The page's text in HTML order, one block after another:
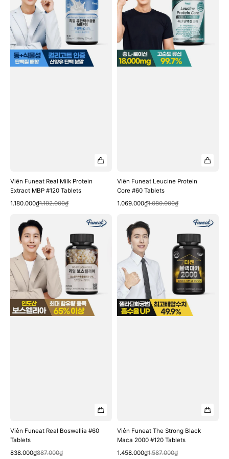
Milk
Protein
Extract
MBP
#120
Tablets
Viên Funeat Real Milk Protein
Extract MBP #120 Tablets
Sale
1.180.000₫
Regular
1.192.000₫
Quick View
Protein
Core
#60
Tablets
Viên Funeat Leucine Protein
Core #60 Tablets
Sale
1.069.000₫
Regular
1.080.000₫
Quick View
Funeat
Real
Boswellia
#60
Tablets
Viên Funeat Real Boswellia #60
Tablets
Sale
838.000₫
Regular
887.000₫
Quick View
Funeat
The
Strong
Black
Maca
2000
#120
Tablets
Viên Funeat The Strong Black
Maca 2000 #120 Tablets
Sale
1.458.000₫
Regular
1.587.000₫
Quick View